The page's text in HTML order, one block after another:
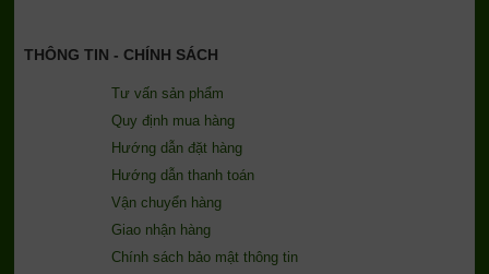
THÔNG TIN - CHÍNH SÁCH
Tư vấn sản phẩm
Quy định mua hàng
Hướng dẫn đặt hàng
Hướng dẫn thanh toán
Vận chuyển hàng
Giao nhận hàng
Chính sách bảo mật thông tin